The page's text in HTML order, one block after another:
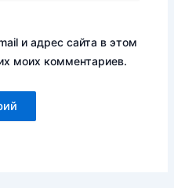
и адрес сайта в этом
моих комментариев.